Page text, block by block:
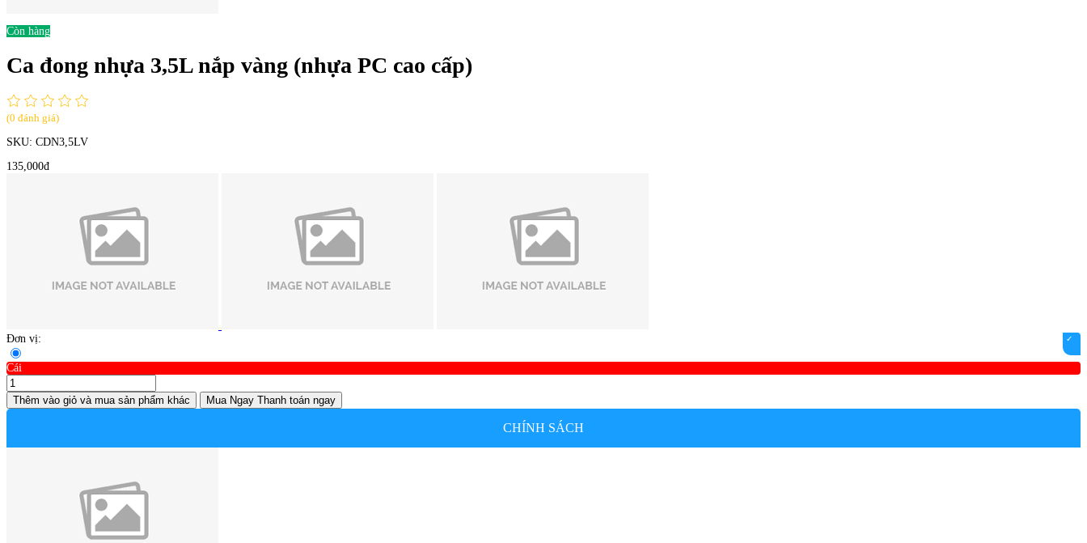
Còn hàng
Ca đong nhựa 3,5L nắp vàng (nhựa PC cao cấp)
(0 đánh giá)
SKU: CDN3,5LV
135,000đ
Đơn vị:
Cái
Thêm vào giỏ và mua sản phẩm khác Mua Ngay Thanh toán ngay
CHÍNH SÁCH